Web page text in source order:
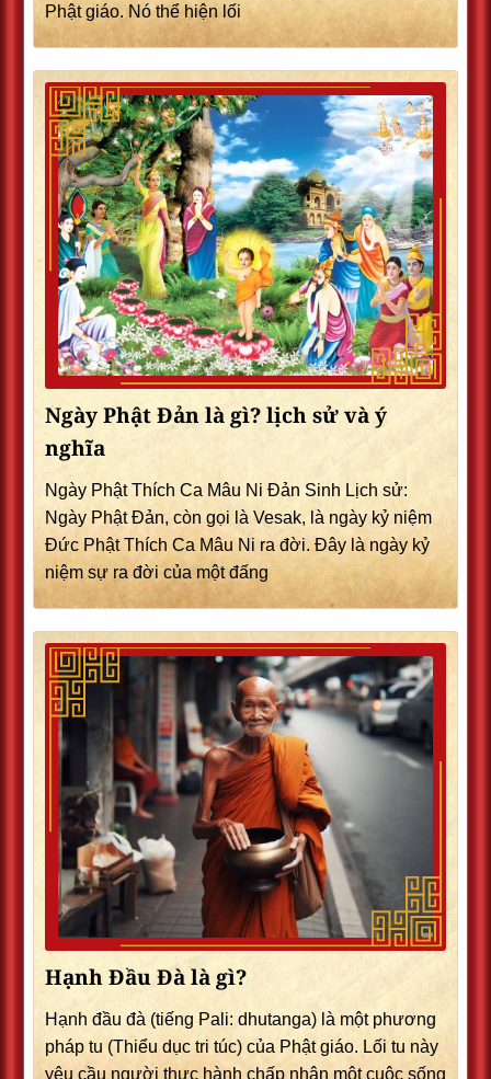
Phật giáo. Nó thể hiện lối
Ngày Phật Đản là gì? lịch sử và ý
nghĩa
Ngày Phật Thích Ca Mâu Ni Đản Sinh Lịch sử:
Ngày Phật Đản, còn gọi là Vesak, là ngày kỷ niệm
Đức Phật Thích Ca Mâu Ni ra đời. Đây là ngày kỷ
niệm sự ra đời của một đấng
Hạnh Đầu Đà là gì?
Hạnh đầu đà (tiếng Pali: dhutanga) là một phương
pháp tu (Thiểu dục tri túc) của Phật giáo. Lối tu này
yêu cầu người thực hành chấp nhận một cuộc sống